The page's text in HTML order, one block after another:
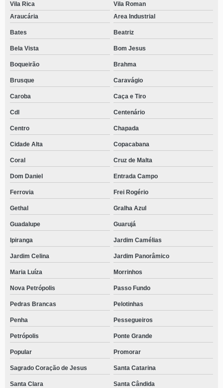
Vila Rica
Vila Roman
Araucária
Area Industrial
Bates Beatriz
Bela Vista Bom Jesus
Boqueirão Brahma
Brusque Caravágio
Caroba Caça e Tiro
Cdl Centenário
Centro Chapada
Cidade Alta Copacabana
Coral Cruz de Malta
Dom Daniel Entrada Campo
Ferrovia Frei Rogério
Gethal Gralha Azul
Guadalupe Guarujá
Ipiranga Jardim Camélias
Jardim Celina Jardim Panorâmico
Maria Luíza Morrinhos
Nova Petrópolis Passo Fundo
Pedras Brancas Pelotinhas
Penha Pessegueiros
Petrópolis Ponte Grande
Popular Promorar
Sagrado Coração de Jesus Santa Catarina
Santa Clara Santa Cândida